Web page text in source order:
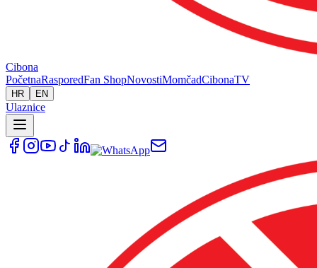
Cibona
PočetnaRasporedFan ShopNovostiMomčadCibonaTV
HR EN
Ulaznice